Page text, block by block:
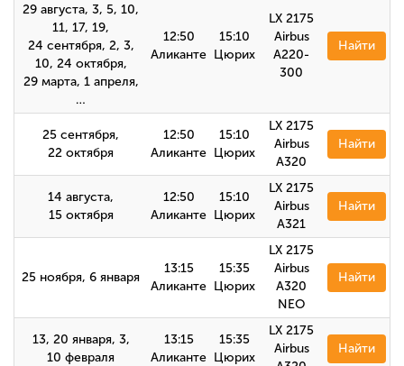
29 августа, 3, 5, 10,
11, 17, 19,
24 сентября, 2, 3,
10, 24 октября,
29 марта, 1 апреля,
…
12:50
Аликанте
15:10
Цюрих
LX 2175
Airbus
A220-
300
Найти
25 сентября,
22 октября
12:50
Аликанте
15:10
Цюрих
LX 2175
Airbus
A320
Найти
14 августа,
15 октября
12:50
Аликанте
15:10
Цюрих
LX 2175
Airbus
А321
Найти
25 ноября, 6 января
13:15
Аликанте
15:35
Цюрих
LX 2175
Airbus
A320
NEO
Найти
13, 20 января, 3,
10 февраля
13:15
Аликанте
15:35
Цюрих
LX 2175
Airbus
Найти